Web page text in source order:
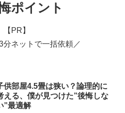
ポイント
【PR】
分ネットで一括依頼／
供部屋4.5畳は狭い？論理的に
える、僕が見つけた”後悔しな
”最適解